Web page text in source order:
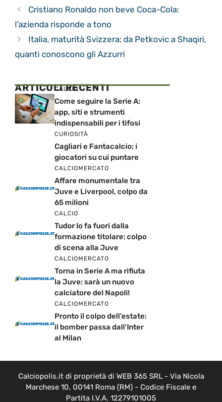
Cristiano Ronaldo non beve Coca-Cola:
l’azienda risponde a tono
Italia, maturità Svizzera: da Petkovic a Shaqiri,
quanti conoscono gli Azzurri
ARTICOLI RECENTI
CALCIO
Come seguire la Serie A:
app, siti e strumenti
indispensabili per i tifosi
CURIOSITÀ
Cagliari e Fantacalcio: i
giocatori su cui puntare
CALCIOMERCATO
Affare monumentale tra
Juve e Liverpool, colpo da
65 milioni
CALCIO
Tudor lo fa fuori dalla
formazione titolare: colpo
di scena alla Juve
CALCIOMERCATO
Torna in Serie A ma rifiuta
la Juve: sarà un nuovo
calciatore del Napoli!
CALCIOMERCATO
Pronto il colpo dell’estate:
il bomber passa dall’Inter
al Milan
Calciopolis.it di proprietà di WEB 365 SRL - Via Nicola
Marchese 10, 00141 Roma (RM) - Codice Fiscale e
Partita I.V.A. 12279101005